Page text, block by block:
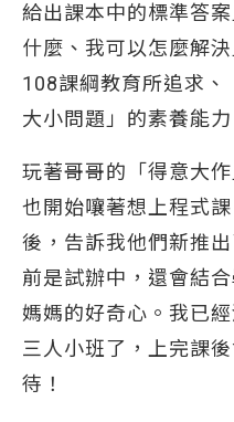
給出課本中的標準答
什麼、我可以怎麼解
108課綱教育所追求、
大小問題」的素養能力
玩著哥哥的「得意大
也開始嚷著想上程式
後，告訴我他們新推
前是試辦中，還會結
媽媽的好奇心。我已
三人小班了，上完課
待！